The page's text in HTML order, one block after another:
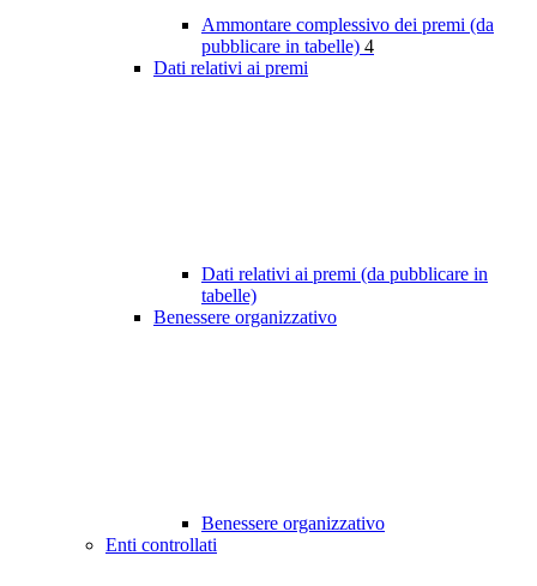
Ammontare complessivo dei premi (da
pubblicare in tabelle) 4
Dati relativi ai premi
Dati relativi ai premi (da pubblicare in
tabelle)
Benessere organizzativo
Benessere organizzativo
Enti controllati